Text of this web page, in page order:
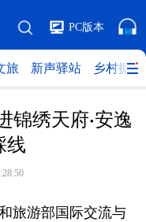
PC版本
旅 新声驿站 乡村振兴
锦绣天府·安逸
线
游部国际交流与